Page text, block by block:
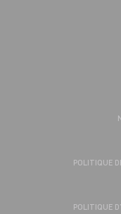
POLITIQUE
POLITIQUE